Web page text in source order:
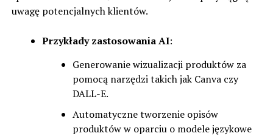
uwagę potencjalnych klientów.
Przykłady zastosowania AI:
Generowanie wizualizacji produktów za
pomocą narzędzi takich jak Canva czy
DALL-E.
Automatyczne tworzenie opisów
produktów w oparciu o modele językowe